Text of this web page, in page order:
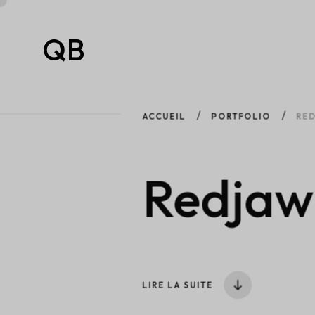
QB
ACCUEIL PORTFOLIO
Redjaw
LIRE LA SUITE